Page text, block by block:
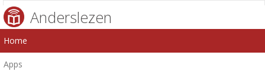
Anderslezen
Home
Apps